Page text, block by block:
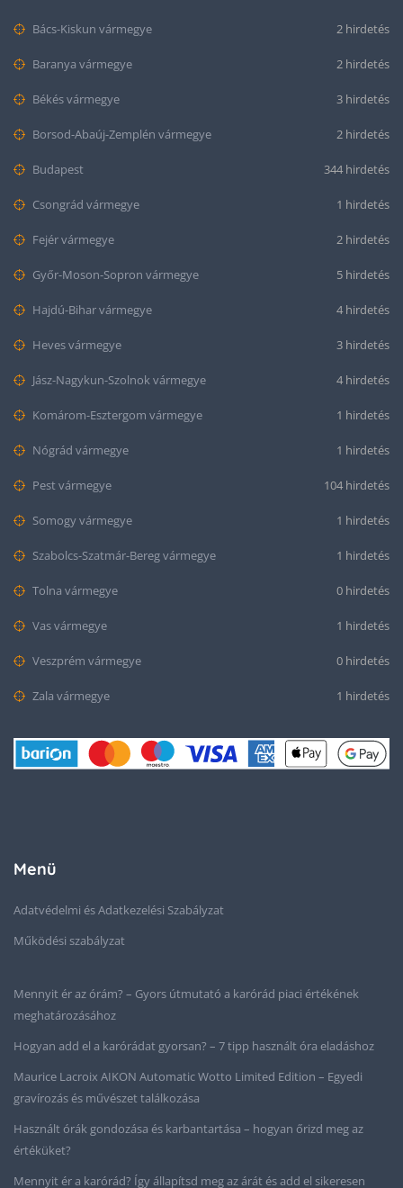
Bács-Kiskun vármegye 2 hirdetés
Baranya vármegye 2 hirdetés
Békés vármegye 3 hirdetés
Borsod-Abaúj-Zemplén vármegye 2 hirdetés
Budapest 344 hirdetés
Csongrád vármegye 1 hirdetés
Fejér vármegye 2 hirdetés
Győr-Moson-Sopron vármegye 5 hirdetés
Hajdú-Bihar vármegye 4 hirdetés
Heves vármegye 3 hirdetés
Jász-Nagykun-Szolnok vármegye 4 hirdetés
Komárom-Esztergom vármegye 1 hirdetés
Nógrád vármegye 1 hirdetés
Pest vármegye 104 hirdetés
Somogy vármegye 1 hirdetés
Szabolcs-Szatmár-Bereg vármegye 1 hirdetés
Tolna vármegye 0 hirdetés
Vas vármegye 1 hirdetés
Veszprém vármegye 0 hirdetés
Zala vármegye 1 hirdetés
Menü
Adatvédelmi és Adatkezelési Szabályzat
Működési szabályzat
Mennyit ér az órám? – Gyors útmutató a karórád piaci értékének
meghatározásához
Hogyan add el a karórádat gyorsan? – 7 tipp használt óra eladáshoz
Maurice Lacroix AIKON Automatic Wotto Limited Edition – Egyedi
gravírozás és művészet találkozása
Használt órák gondozása és karbantartása – hogyan őrizd meg az
értéküket?
Mennyit ér a karórád? Így állapítsd meg az árát és add el sikeresen